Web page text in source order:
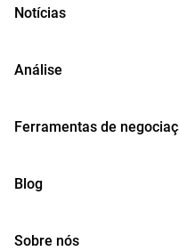
Notícias
Análise
Ferramentas de
Blog
Sobre nós